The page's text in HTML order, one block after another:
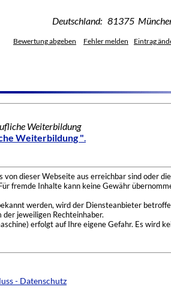
Deutschland: 81375
Bewertung abgeben Fehler melden Eintrag
Weiterbildung
Weiterbildung ".
dieser Webseite aus erreichbar sind oder
fremde Inhalte kann keine Gewähr
werden, wird der Diensteanbieter
jeweiligen Rechteinhaber.
erfolgt auf Ihre eigene Gefahr. Es wird
- Datenschutz